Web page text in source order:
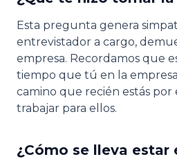
Esta pregunta genera
entrevistador a cargo,
empresa. Recordamos que
tiempo que tú en la
camino que recién estás por
trabajar para ellos.
¿Cómo se lleva estar